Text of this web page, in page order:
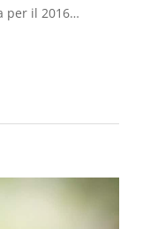
per il 2016…